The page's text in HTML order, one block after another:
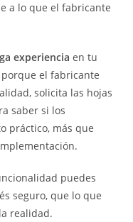
a lo que el fabricante
experiencia en tu
el fabricante
solicita las hojas
saber si los
práctico, más que
puedes
seguro, que lo que
realidad.